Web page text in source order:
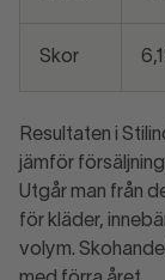
Skor
Resultaten i
jämför
Utgår man från
för kläder,
volym.